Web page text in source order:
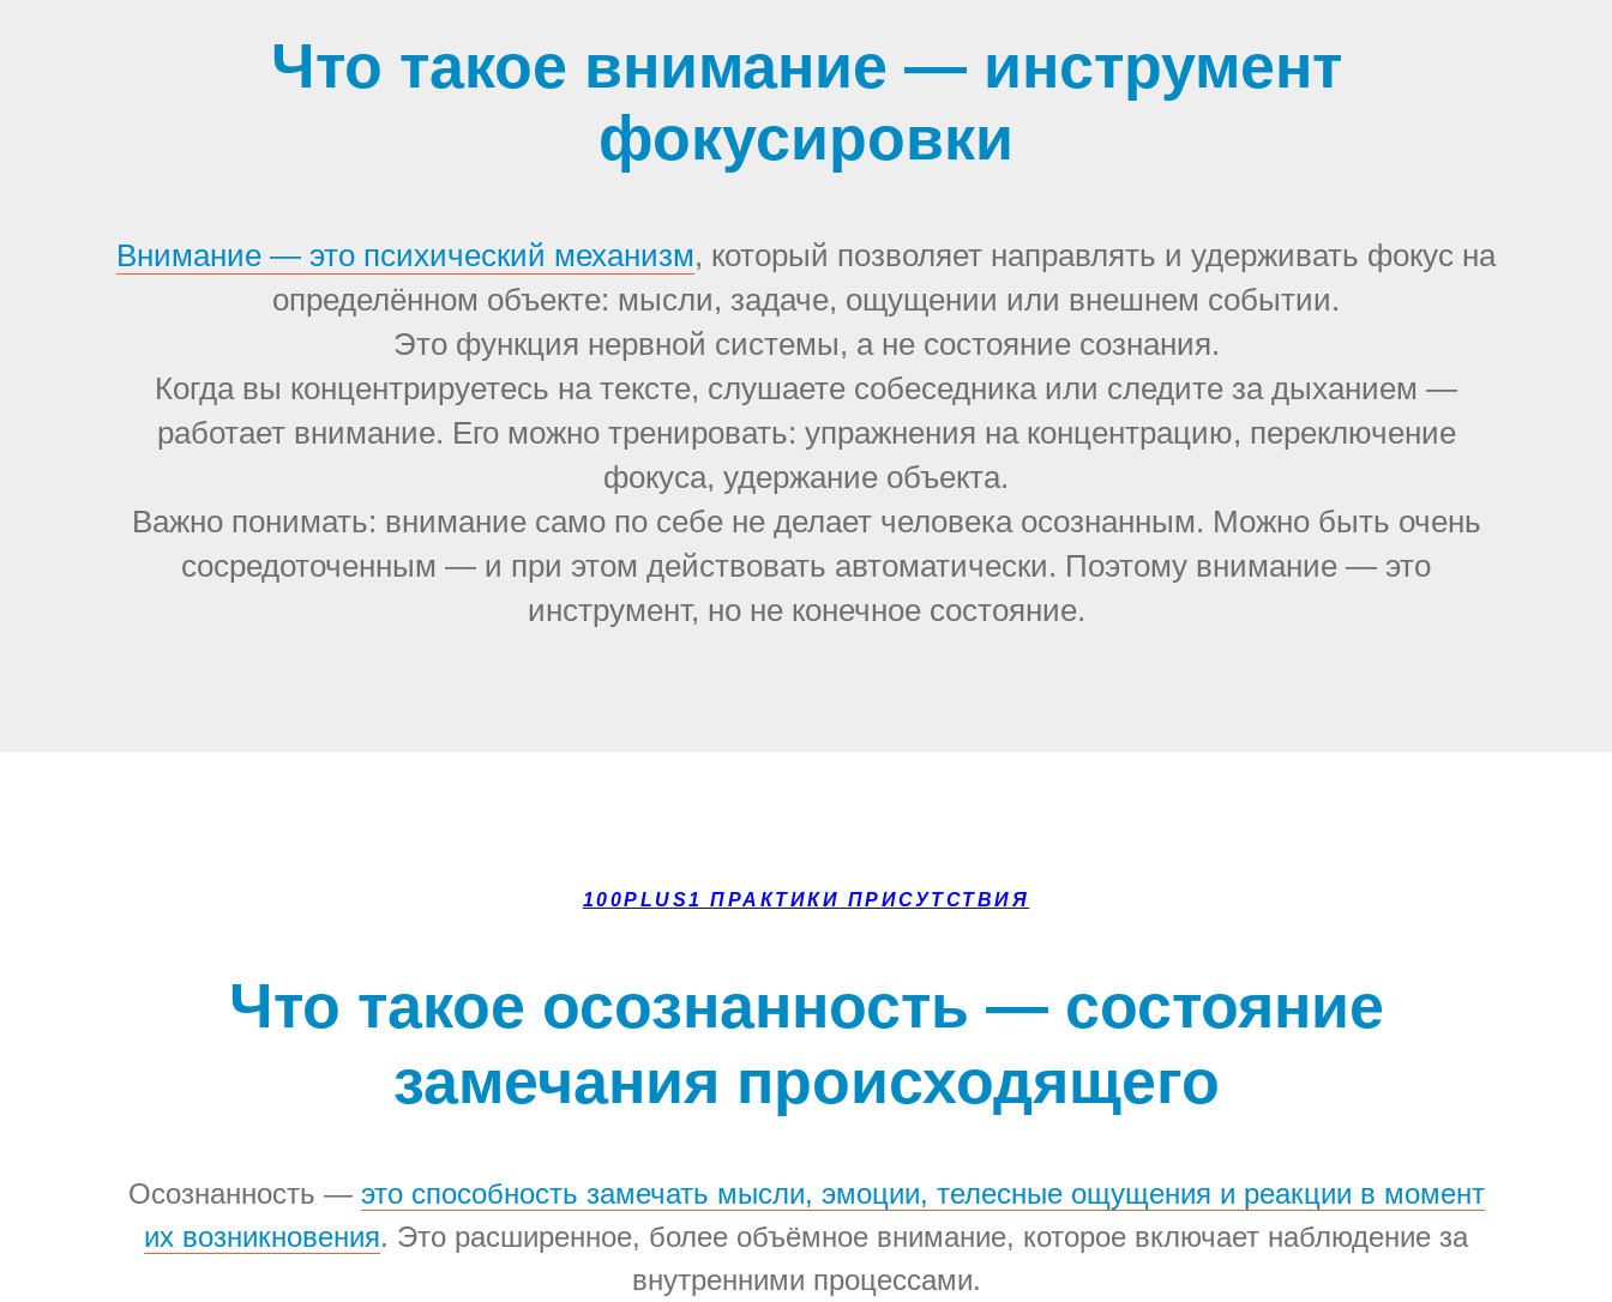
Что такое внимание — инструмент
фокусировки
Внимание — это психический механизм, который позволяет направлять и удерживать фокус на
определённом объекте: мысли, задаче, ощущении или внешнем событии.
Это функция нервной системы, а не состояние сознания.
Когда вы концентрируетесь на тексте, слушаете собеседника или следите за дыханием —
работает внимание. Его можно тренировать: упражнения на концентрацию, переключение
фокуса, удержание объекта.
Важно понимать: внимание само по себе не делает человека осознанным. Можно быть очень
сосредоточенным — и при этом действовать автоматически. Поэтому внимание — это
инструмент, но не конечное состояние.
100PLUS1 ПРАКТИКИ ПРИСУТСТВИЯ
Что такое осознанность — состояние
замечания происходящего
Осознанность — это способность замечать мысли, эмоции, телесные ощущения и реакции в момент
их возникновения. Это расширенное, более объёмное внимание, которое включает наблюдение за
внутренними процессами.